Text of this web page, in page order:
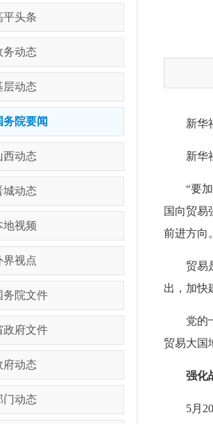
平头条
务动态
层动态
务院要闻
西动态
城动态
地视频
界视点
务院文件
政府文件
府动态
门动态
新华
新华
“要
国向贸易
前进方向
贸易
出，加快
党的
贸易大国
强化
5月